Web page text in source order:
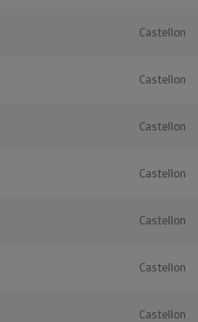
Castellon
Castellon
Castellon
Castellon
Castellon
Castellon
Castellon